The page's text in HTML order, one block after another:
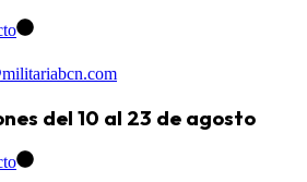
del 10 al 23 de agosto